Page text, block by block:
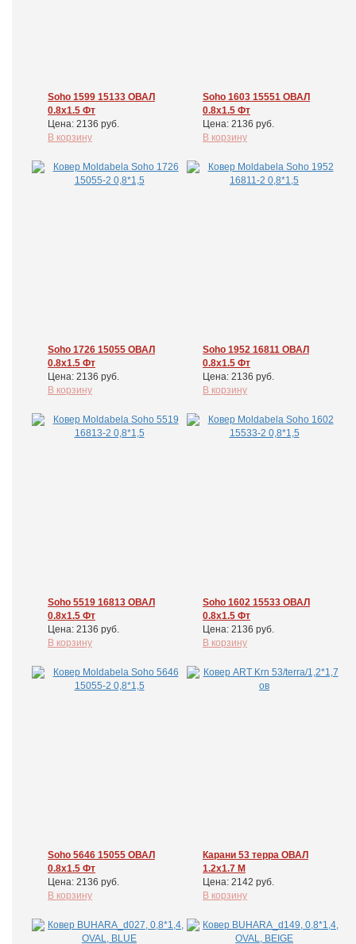
Soho 1599 15133 ОВАЛ
0.8x1.5 Фт
Цена: 2136 руб.
В корзину
Soho 1603 15551 ОВАЛ
0.8x1.5 Фт
Цена: 2136 руб.
В корзину
Soho 1726 15055 ОВАЛ
0.8x1.5 Фт
Цена: 2136 руб.
В корзину
Soho 1952 16811 ОВАЛ
0.8x1.5 Фт
Цена: 2136 руб.
В корзину
Soho 5519 16813 ОВАЛ
0.8x1.5 Фт
Цена: 2136 руб.
В корзину
Soho 1602 15533 ОВАЛ
0.8x1.5 Фт
Цена: 2136 руб.
В корзину
Soho 5646 15055 ОВАЛ
0.8x1.5 Фт
Цена: 2136 руб.
В корзину
Карани 53 терра ОВАЛ
1.2x1.7 М
Цена: 2142 руб.
В корзину